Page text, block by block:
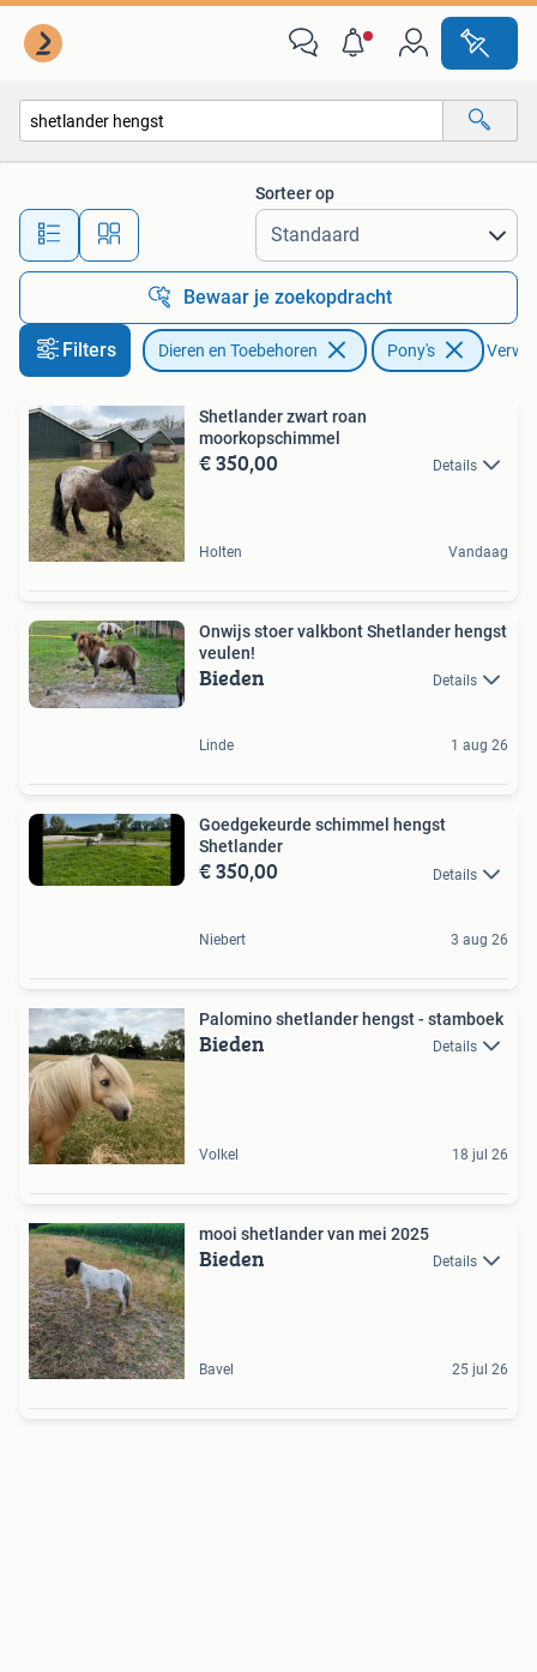
Alle afstanden…
Sorteer op
Bewaar je zoekopdracht
Filters Dieren en Toebehoren Pony's
Shetlander zwart roan
moorkopschimmel
€ 350,00 Details
Holten Vandaag
Onwijs stoer valkbont Shetlander hengst
veulen!
Bieden Details
Linde 1 aug 26
Goedgekeurde schimmel hengst
Shetlander
€ 350,00 Details
Niebert 3 aug 26
Palomino shetlander hengst - stamboek
Bieden Details
Volkel 18 jul 26
mooi shetlander van mei 2025
Bieden Details
Bavel 25 jul 26